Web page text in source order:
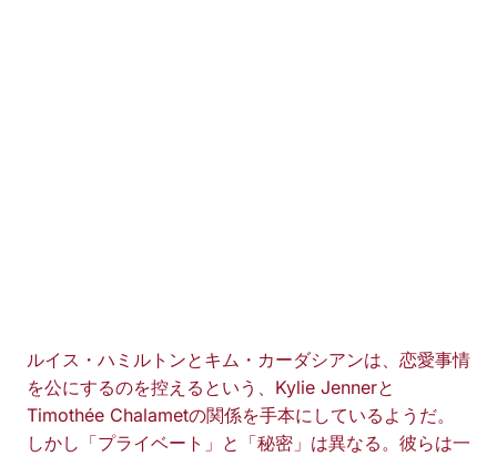
ルイス・ハミルトンとキム・カーダシアンは、恋愛事情
を公にするのを控えるという、Kylie Jennerと
Timothée Chalametの関係を手本にしているようだ。
しかし「プライベート」と「秘密」は異なる。彼らは一